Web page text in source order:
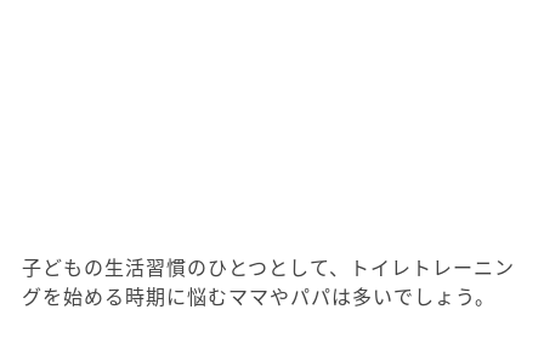
子どもの生活習慣のひとつとして、トイレトレーニン
グを始める時期に悩むママやパパは多いでしょう。